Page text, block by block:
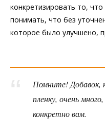
конкретизировать то,
понимать, что без
которое было улучшено,
Помните!
пленку, очень
конкретно вам.